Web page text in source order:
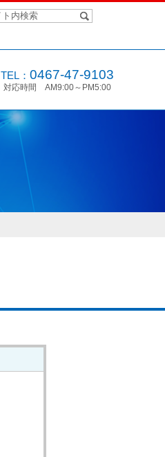
TEL： 0467-47-9103
対応時間 AM9:00～PM5:00